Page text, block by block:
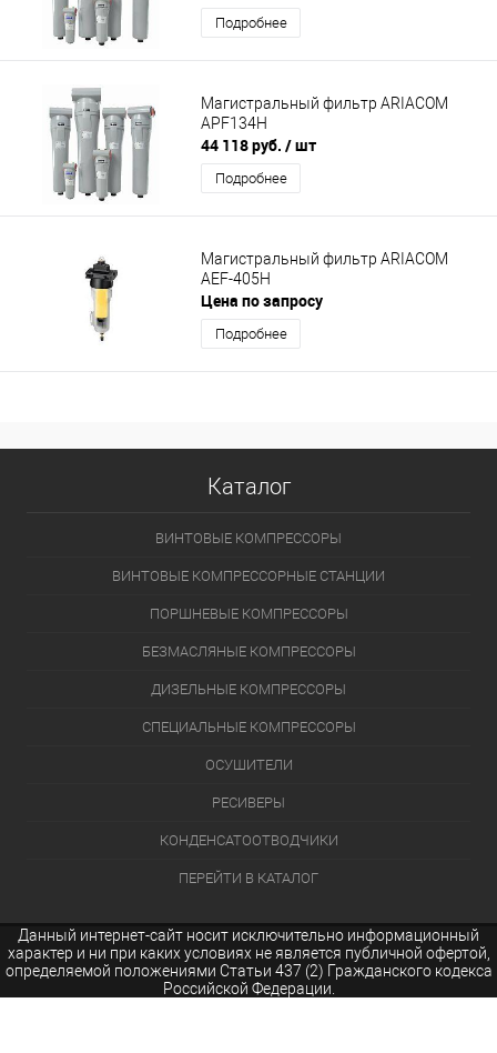
Подробнее
Магистральный фильтр ARIACOM
APF134H
44 118 руб. / шт
Подробнее
Магистральный фильтр ARIACOM
AEF-405H
Цена по запросу
Подробнее
Каталог
ВИНТОВЫЕ КОМПРЕССОРЫ
ВИНТОВЫЕ КОМПРЕССОРНЫЕ СТАНЦИИ
ПОРШНЕВЫЕ КОМПРЕССОРЫ
БЕЗМАСЛЯНЫЕ КОМПРЕССОРЫ
ДИЗЕЛЬНЫЕ КОМПРЕССОРЫ
СПЕЦИАЛЬНЫЕ КОМПРЕССОРЫ
ОСУШИТЕЛИ
РЕСИВЕРЫ
КОНДЕНСАТООТВОДЧИКИ
ПЕРЕЙТИ В КАТАЛОГ
Данный интернет-сайт носит исключительно информационный
характер и ни при каких условиях не является публичной офертой,
определяемой положениями Статьи 437 (2) Гражданского кодекса
Российской Федерации.